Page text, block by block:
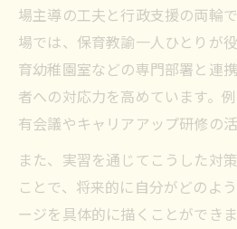
場主導の工夫と行政支援の両輪
場では、保育教諭一人ひとりが
育幼稚園室などの専門部署と連
者への対応力を高めています。
有会議やキャリアアップ研修の
また、実習を通じてこうした対
ことで、将来的に自分がどのよ
ージを具体的に描くことができ